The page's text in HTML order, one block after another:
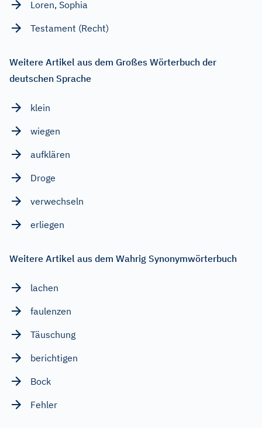
Loren, Sophia
Testament (Recht)
Weitere Artikel aus dem Großes Wörterbuch der
deutschen Sprache
klein
wiegen
aufklären
Droge
verwechseln
erliegen
Weitere Artikel aus dem Wahrig Synonymwörterbuch
lachen
faulenzen
Täuschung
berichtigen
Bock
Fehler